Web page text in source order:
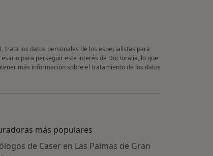
trata los datos personales de los especialistas para
para perseguir este interés de Doctoralia, lo que
más información sobre el tratamiento de los datos
más populares
de Caser en Las Palmas de Gran